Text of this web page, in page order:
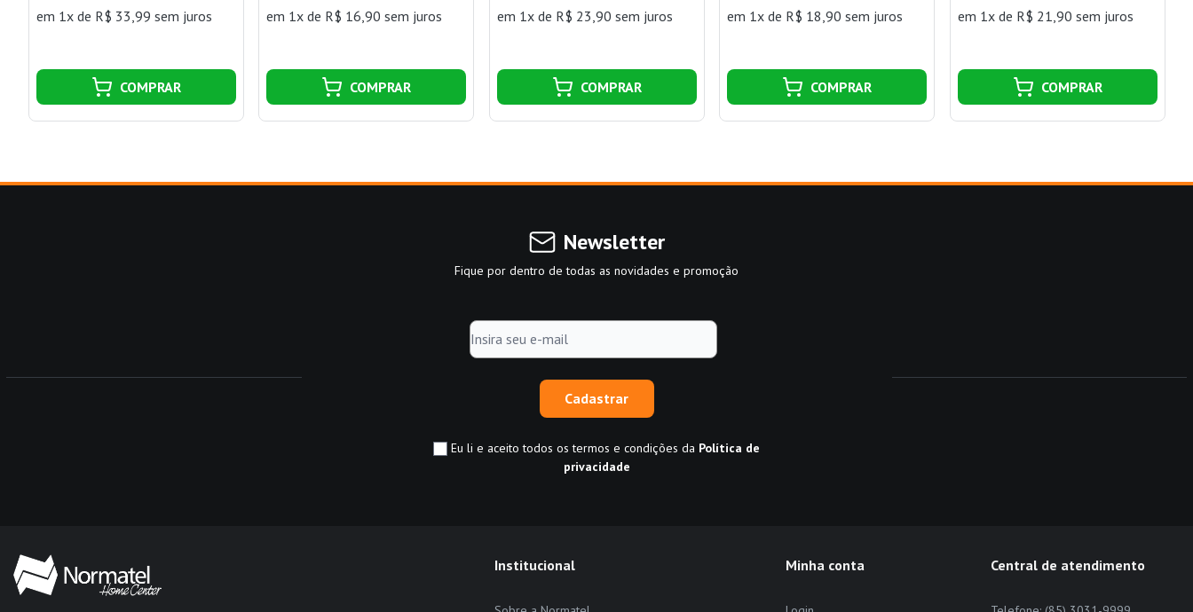
em 1x de R$ 33,99 sem juros
COMPRAR
em 1x de R$ 16,90 sem juros
COMPRAR
em 1x de R$ 23,90 sem juros
COMPRAR
em 1x de R$ 18,90 sem juros
COMPRAR
em 1x de R$ 21,90 sem juros
COMPRAR
Newsletter
Fique por dentro de todas as novidades e promoção
Cadastrar
Eu li e aceito todos os termos e condições da Política de
privacidade
Institucional Minha conta Central de atendimento